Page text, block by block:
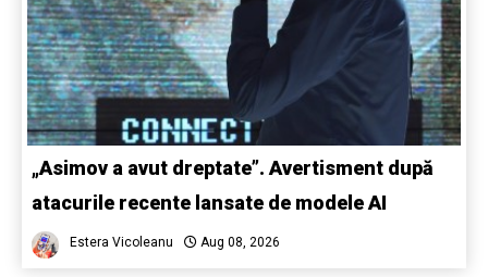
„Asimov a avut dreptate”. Avertisment după
atacurile recente lansate de modele AI
Estera Vicoleanu Aug 08, 2026